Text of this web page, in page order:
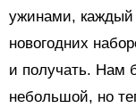
ужинами, каждый
новогодних
и получать. Нам
небольшой, но